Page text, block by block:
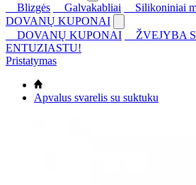
Blizgės
Galvakabliai
Silikoniniai
DOVANŲ KUPONAI
DOVANŲ KUPONAI
ŽVEJYBA
ENTUZIASTU!
Pristatymas
Apvalus svarelis su suktuku